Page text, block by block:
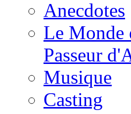
Anecdotes
Le Monde
Passeur
Musique
Casting